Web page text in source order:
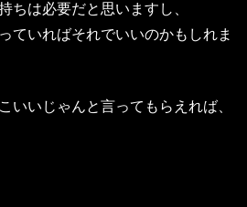
ちは必要だと思いますし、
ていればそれでいいのかもしれま
いいじゃんと言ってもらえれば、